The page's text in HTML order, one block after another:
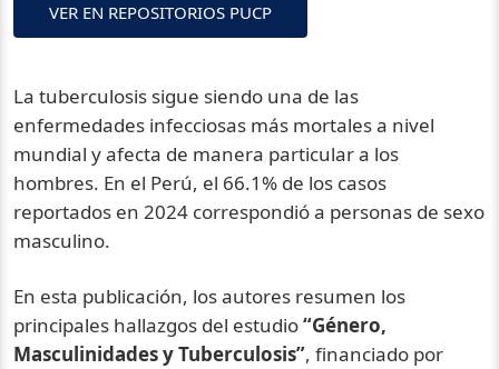
VER EN REPOSITORIOS PUCP
La tuberculosis sigue siendo una de las
enfermedades infecciosas más mortales a nivel
mundial y afecta de manera particular a los
hombres. En el Perú, el 66.1% de los casos
reportados en 2024 correspondió a personas de sexo
masculino.
En esta publicación, los autores resumen los
principales hallazgos del estudio“Género,
Masculinidades y Tuberculosis”, financiado por